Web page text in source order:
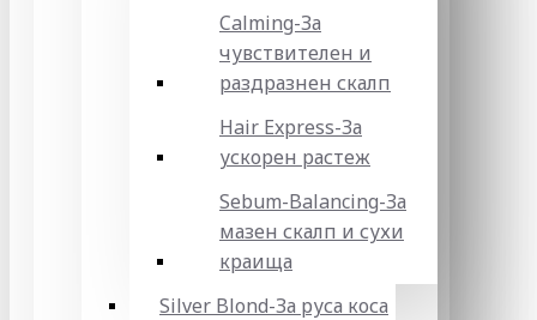
Calming-За
чувствителен и
раздразнен скалп
Hair Express-За
ускорен растеж
Sebum-Balancing-За
мазен скалп и сухи
краища
Silver Blond-За руса коса